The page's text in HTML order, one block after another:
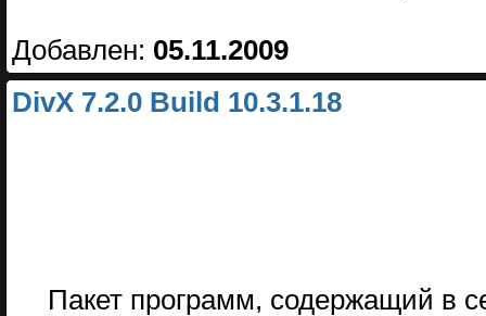
Добавлен: 05.11.2009
DivX 7.2.0 Build 10.3.1.18
Пакет программ, содержащий в